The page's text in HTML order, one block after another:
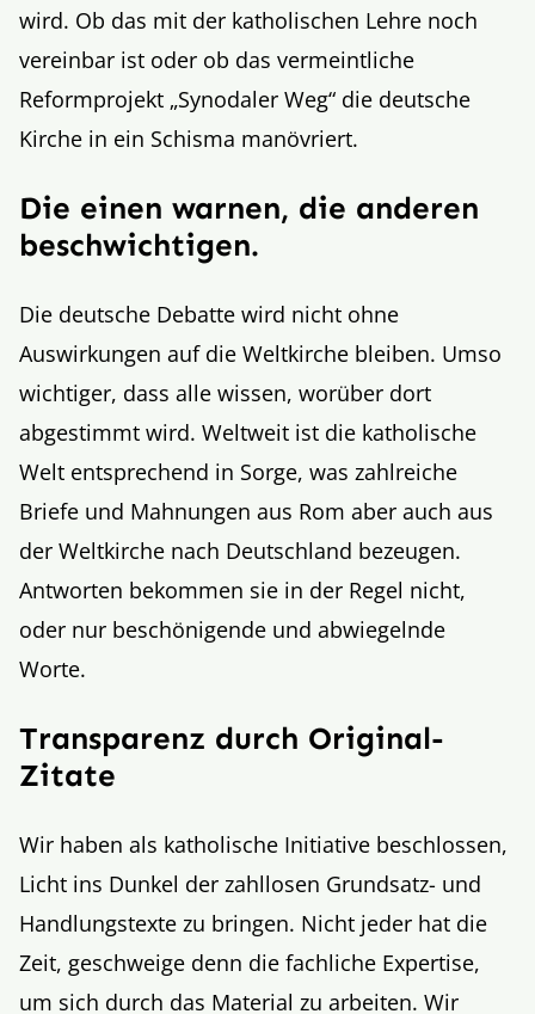
wird. Ob das mit der katholischen Lehre noch
vereinbar ist oder ob das vermeintliche
Reformprojekt „Synodaler Weg“ die deutsche
Kirche in ein Schisma manövriert.
Die einen warnen, die anderen
beschwichtigen.
Die deutsche Debatte wird nicht ohne
Auswirkungen auf die Weltkirche bleiben. Umso
wichtiger, dass alle wissen, worüber dort
abgestimmt wird. Weltweit ist die katholische
Welt entsprechend in Sorge, was zahlreiche
Briefe und Mahnungen aus Rom aber auch aus
der Weltkirche nach Deutschland bezeugen.
Antworten bekommen sie in der Regel nicht,
oder nur beschönigende und abwiegelnde
Worte.
Transparenz durch Original-
Zitate
Wir haben als katholische Initiative beschlossen,
Licht ins Dunkel der zahllosen Grundsatz- und
Handlungstexte zu bringen. Nicht jeder hat die
Zeit, geschweige denn die fachliche Expertise,
um sich durch das Material zu arbeiten. Wir